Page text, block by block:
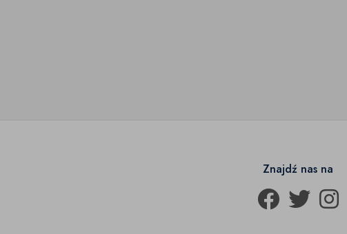
Znajdź nas na